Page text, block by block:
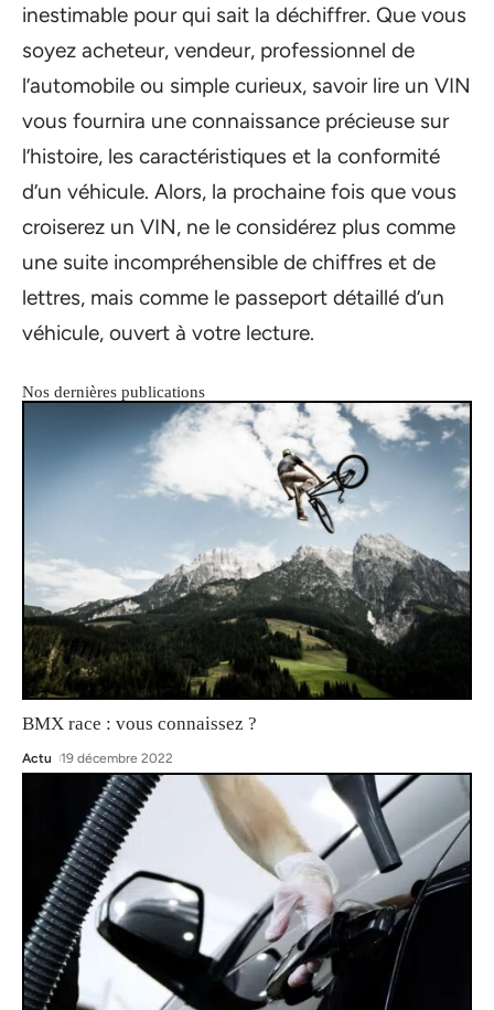
inestimable pour qui sait la déchiffrer. Que vous
soyez acheteur, vendeur, professionnel de
l’automobile ou simple curieux, savoir lire un VIN
vous fournira une connaissance précieuse sur
l’histoire, les caractéristiques et la conformité
d’un véhicule. Alors, la prochaine fois que vous
croiserez un VIN, ne le considérez plus comme
une suite incompréhensible de chiffres et de
lettres, mais comme le passeport détaillé d’un
véhicule, ouvert à votre lecture.
Nos dernières publications
BMX race : vous connaissez ?
Actu 19 décembre 2022